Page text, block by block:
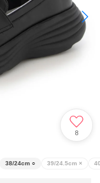
8
38/24cm ○ 39/24.5cm ×